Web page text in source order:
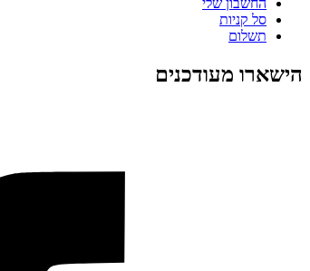
סל קניות
תשלום
הישארו מעודכנים